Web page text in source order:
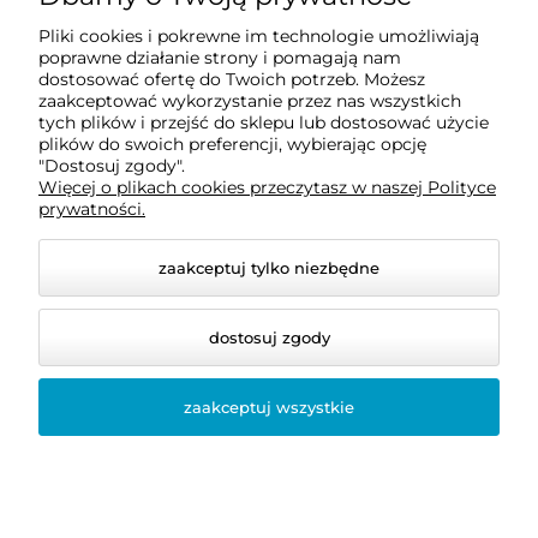
O nas
Informacje
Pomoc
© 2026 www.enexus.pl. Wszelkie prawa zastrzeżone.
Pliki cookies i pokrewne im technologie umożliwiają
poprawne działanie strony i pomagają nam
dostosować ofertę do Twoich potrzeb. Możesz
zaakceptować wykorzystanie przez nas wszystkich
tych plików i przejść do sklepu lub dostosować użycie
plików do swoich preferencji, wybierając opcję
"Dostosuj zgody".
Więcej o plikach cookies przeczytasz w naszej Polityce
prywatności.
zaakceptuj tylko niezbędne
dostosuj zgody
zaakceptuj wszystkie